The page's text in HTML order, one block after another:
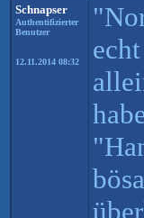
Schnapser
Authentifizierter
Benutzer
12.11.2014 08:32